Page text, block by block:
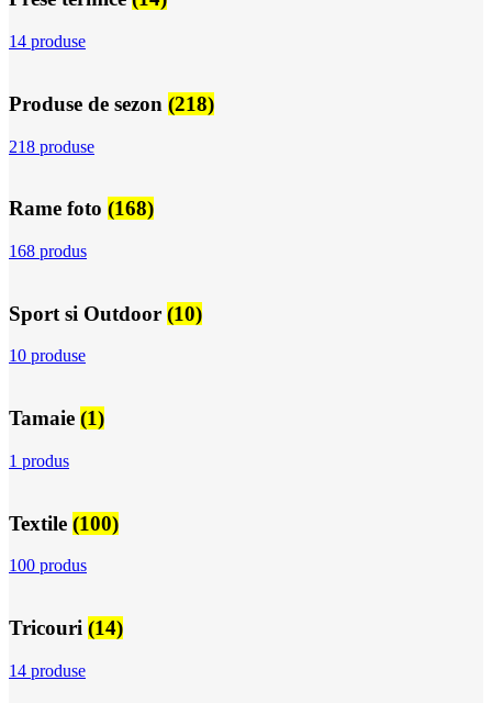
14 produse
Produse de sezon (218)
218 produse
Rame foto (168)
168 produs
Sport si Outdoor (10)
10 produse
Tamaie (1)
1 produs
Textile (100)
100 produs
Tricouri (14)
14 produse